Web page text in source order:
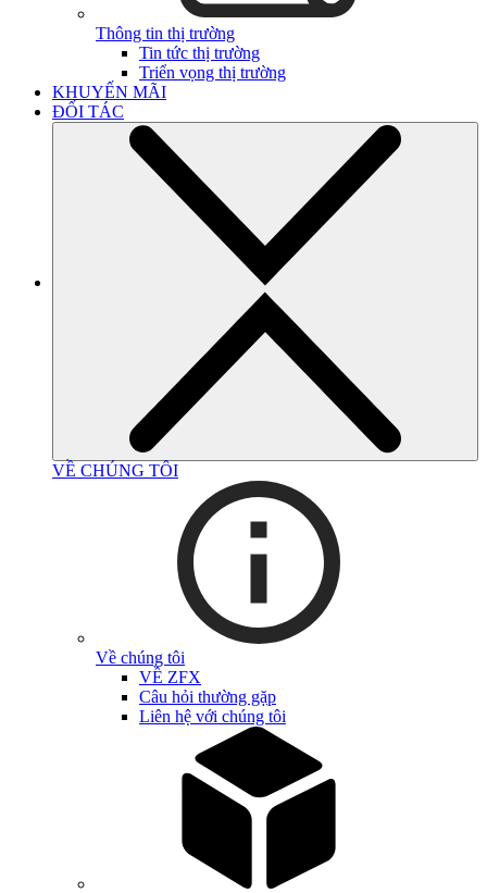
Thông tin thị trường
Tin tức thị trường
Triển vọng thị trường
KHUYẾN MÃI
ĐỐI TÁC
VỀ CHÚNG TÔI
Về chúng tôi
VỀ ZFX
Câu hỏi thường gặp
Liên hệ với chúng tôi